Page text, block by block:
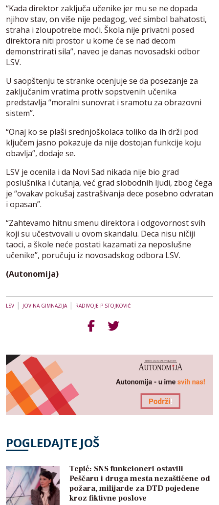
“Kada direktor zaključa učenike jer mu se ne dopada
njihov stav, on više nije pedagog, već simbol bahatosti,
straha i zloupotrebe moći. Škola nije privatni posed
direktora niti prostor u kome će se nad decom
demonstrirati sila”, naveo je danas novosadski odbor
LSV.
U saopštenju te stranke ocenjuje se da posezanje za
zaključanim vratima protiv sopstvenih učenika
predstavlja “moralni sunovrat i sramotu za obrazovni
sistem”.
“Onaj ko se plaši srednjoškolaca toliko da ih drži pod
ključem jasno pokazuje da nije dostojan funkcije koju
obavlja”, dodaje se.
LSV je ocenila i da Novi Sad nikada nije bio grad
poslušnika i ćutanja, već grad slobodnih ljudi, zbog čega
je “ovakav pokušaj zastrašivanja dece posebno odvratan
i opasan”.
“Zahtevamo hitnu smenu direktora i odgovornost svih
koji su učestvovali u ovom skandalu. Deca nisu ničiji
taoci, a škole neće postati kazamati za neposlušne
učenike”, poručuju iz novosadskog odbora LSV.
(Autonomija)
LSV | JOVINA GIMNAZIJA| RADIVOJE P STOJKOVIĆ
POGLEDAJTE JOŠ
Tepić: SNS funkcioneri ostavili
Peščaru i druga mesta nezaštićene od
požara, milijarde za DTD pojedene
kroz fiktivne poslove